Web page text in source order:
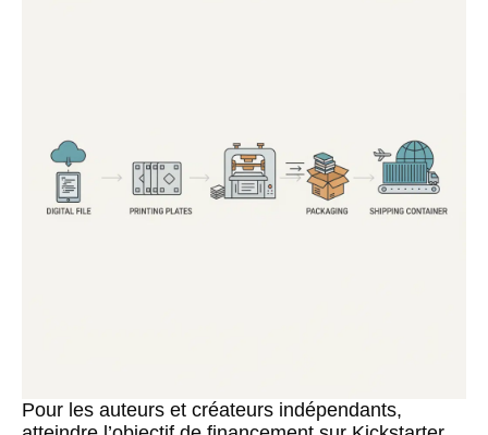
Pour les auteurs et créateurs indépendants,